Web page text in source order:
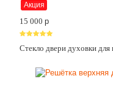
Акция
15 000p
Стекло двери духовки